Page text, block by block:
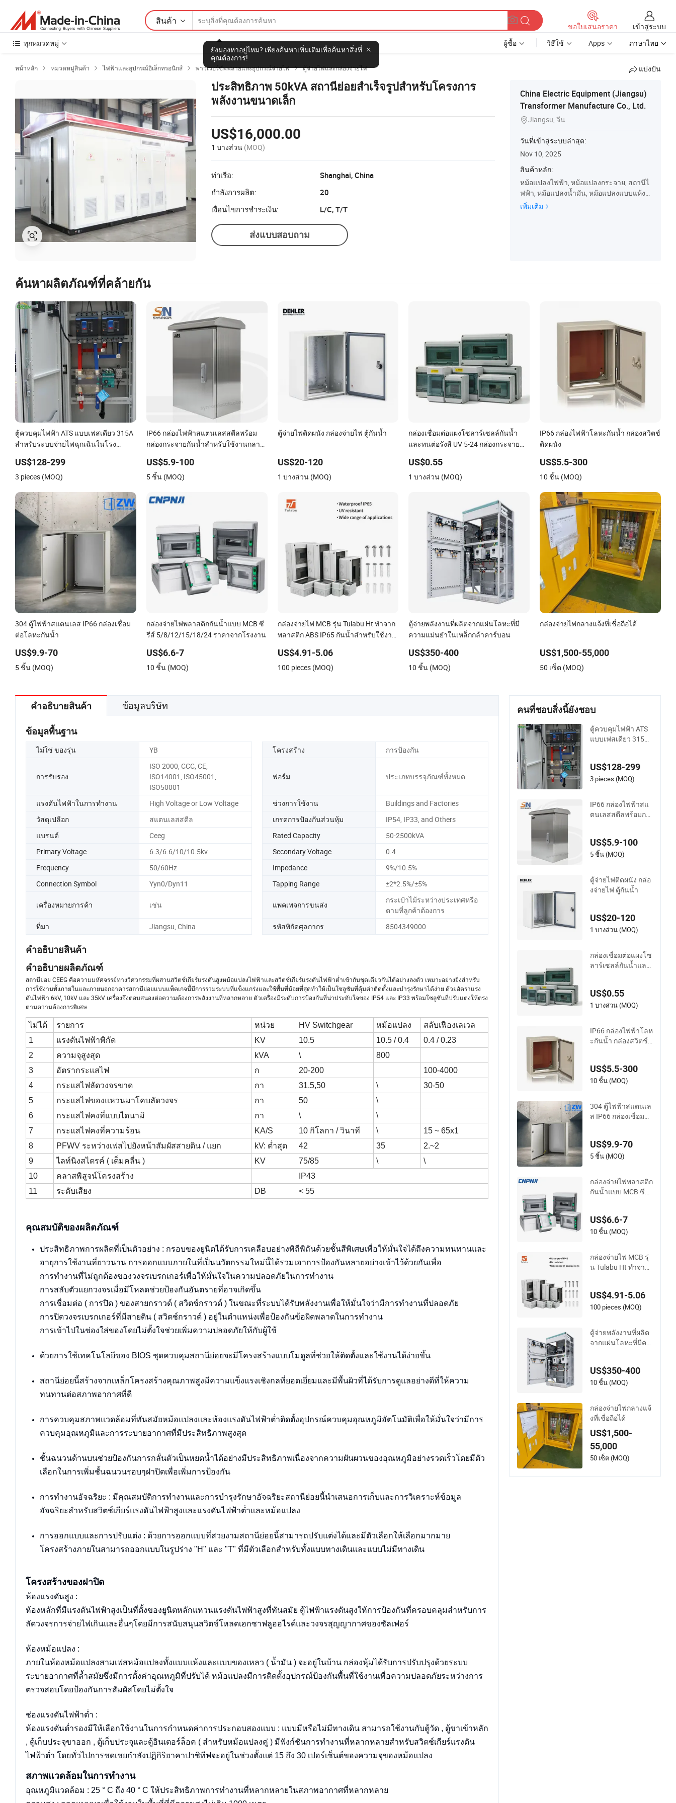
สินค้า
ยังมองหาอยู่ไหม? เพียงค้นหาเพิ่มเติมเพื่อค้นหาสิ่งที่
คุณต้องการ!
ขอใบเสนอราคา
เข้าสู่ระบบ
ทุกหมวดหมู่
ผู้ซื้อ วิธีใช้ Apps ภาษาไทย
หน้าหลัก  หมวดหมู่สินค้า  ไฟฟ้าและอุปกรณ์อิเล็กทรอนิกส์  พาวเวอร์ซัพพลายและอุปกรณ์จ่ายไฟ  ตู้จ่ายไฟและกล่องจ่ายไฟ แบ่งปัน
ประสิทธิภาพ 50kVA สถานีย่อยสำเร็จรูปสำหรับโครงการ
พลังงานขนาดเล็ก
US$16,000.00
1 บางส่วน (MOQ)
ท่าเรือ:
Shanghai, China
กำลังการผลิต:
20
เงื่อนไขการชำระเงิน:
L/C, T/T
ส่งแบบสอบถาม
China Electric Equipment (Jiangsu)
Transformer Manufacture Co., Ltd.
Jiangsu, จีน
วันที่เข้าสู่ระบบล่าสุด:
Nov 10, 2025
สินค้าหลัก:
หม้อแปลงไฟฟ้า, หม้อแปลงกระจาย, สถานีไ
ฟฟ้า, หม้อแปลงน้ำมัน, หม้อแปลงแบบแห้ง,
หม้อแปลง, หม้อแปลงแรงดันสูง, หม้อแปลงไ
เพิ่มเติม
ค้นหาผลิตภัณฑ์ที่คล้ายกัน
ตู้ควบคุมไฟฟ้า ATS แบบเฟสเดียว 315A
สำหรับระบบจ่ายไฟฉุกเฉินในโรง
US$128-299
3 pieces (MOQ)
IP66 กล่องไฟฟ้าสแตนเลสสตีลพร้อม
กล่องกระจายกันน้ำสำหรับใช้งานกลาง
US$5.9-100
5 ชิ้น (MOQ)
ตู้จ่ายไฟติดผนัง กล่องจ่ายไฟ ตู้กันน้ำ
US$20-120
1 บางส่วน (MOQ)
กล่องเชื่อมต่อแผงโซลาร์เซลล์กันน้ำ
และทนต่อรังสี UV 5-24 กล่องกระจาย
US$0.55
1 บางส่วน (MOQ)
IP66 กล่องไฟฟ้าโลหะกันน้ำ กล่องสวิตช์
ติดผนัง
US$5.5-300
10 ชิ้น (MOQ)
304 ตู้ไฟฟ้าสแตนเลส IP66 กล่องเชื่อม
ต่อโลหะกันน้ำ
US$9.9-70
5 ชิ้น (MOQ)
กล่องจ่ายไฟพลาสติกกันน้ำแบบ MCB ซี
รีส์ 5/8/12/15/18/24 ราคาจากโรงงาน
US$6.6-7
10 ชิ้น (MOQ)
กล่องจ่ายไฟ MCB รุ่น Tulabu Ht ทำจาก
พลาสติก ABS IP65 กันน้ำสำหรับใช้งาน
ไฟสำหรับควบคุมไฟฟ้า
US$4.91-5.06
100 pieces (MOQ)
ตู้จ่ายพลังงานที่ผลิตจากแผ่นโลหะที่มี
ความแม่นยำในเหล็กกล้าคาร์บอน
US$350-400
10 ชิ้น (MOQ)
กล่องจ่ายไฟกลางแจ้งที่เชื่อถือได้
US$1,500-55,000
50 เซ็ต (MOQ)
คำอธิบายสินค้า ข้อมูลบริษัท
ข้อมูลพื้นฐาน
ไม่ใช่ ของรุ่น YB โครงสร้าง การป้องกัน
การรับรอง
ISO 2000, CCC, CE,
ISO14001, ISO45001,
ISO50001
ฟอร์ม ประเภทบรรจุภัณฑ์ทั้งหมด
แรงดันไฟฟ้าในการทำงาน High Voltage or Low Voltage ช่วงการใช้งาน
Buildings and Factories
วัสดุเปลือก
สแตนเลสสตีล เกรดการป้องกันส่วนหุ้ม
IP54, IP33, and Others
แบรนด์
Ceeg Rated Capacity
50-2500kVA
Primary Voltage
6.3/6.6/10/10.5kv Secondary Voltage
0.4
Frequency
50/60Hz Impedance
9%/10.5%
Connection Symbol
Yyn0/Dyn11 Tapping Range ±2*2.5%/±5%
เครื่องหมายการค้า เช่น แพคเพจการขนส่ง
กระเป๋าไม้ระหว่างประเทศหรือ
ตามที่ลูกค้าต้องการ
ที่มา
Jiangsu, China รหัสพิกัดศุลกากร 8504349000
คำอธิบายสินค้า
คำอธิบายผลิตภัณฑ์
สถานีย่อย CEEG คือความมหัศจรรย์ทางวิศวกรรมที่ผสานสวิตช์เกียร์แรงดันสูงหม้อแปลงไฟฟ้าและสวิตช์เกียร์แรงดันไฟฟ้าต่ำเข้ากับชุดเดียวกันได้อย่างลงตัว เหมาะอย่างยิ่งสำหรับ
การใช้งานทั้งภายในและภายนอกอาคารสถานีย่อยแบบแพ็คเกจนี้มีการรวมระบบที่แข็งแกร่งและใช้พื้นที่น้อยที่สุดทำให้เป็นโซลูชันที่คุ้มค่าติดตั้งและบำรุงรักษาได้ง่าย ด้วยอัตราแรง
ดันไฟฟ้า 6kV, 10kV และ 35kV เครื่องจึงตอบสนองต่อความต้องการพลังงานที่หลากหลาย ตัวเครื่องมีระดับการป้องกันที่น่าประทับใจของ IP54 และ IP33 พร้อมโซลูชันที่ปรับแต่งให้ตรง
ตามความต้องการพิเศษ
ไม่ได้ รายการ หน่วย HV Switchgear หม้อแปลง
สลับเฟืองเลเวล
1
แรงดันไฟฟ้าพิกัด KV 10.5 10.5 / 0.4
0.4 / 0.23
2
ความจุสูงสุด kVA \
800
3
อัตรากระแสไฟ ก 20-200
100-4000
4
กระแสไฟลัดวงจรขาด กา 31.5,50 \
30-50
5
กระแสไฟของแหวนมาโคบลัดวงจร กา 50
\
6
กระแสไฟคงที่แบบไดนามิ กา \
\
7
กระแสไฟคงที่ความร้อน KA/S 10 กิโลกา / วินาที \
15 ~ 65x1
8
PFWV ระหว่างเฟสไปยังหน้าสัมผัสสายดิน / แยก kV: ต่ำสุด 42 35
2.~2
9
ไลท์นิงสไตรค์ ( เต็มคลื่น ) KV 75/85 \
\
10
คลาสพิสูจน์โครงสร้าง
IP43
11
ระดับเสียง DB < 55
คุณสมบัติของผลิตภัณฑ์
ประสิทธิภาพการผลิตที่เป็นตัวอย่าง : กรอบของยูนิตได้รับการเคลือบอย่างพิถีพิถันด้วยชั้นสีพิเศษเพื่อให้มั่นใจได้ถึงความทนทานและ
อายุการใช้งานที่ยาวนาน การออกแบบภายในที่เป็นนวัตกรรมใหม่นี้ได้รวมเอาการป้องกันหลายอย่างเข้าไว้ด้วยกันเพื่อ
การทำงานที่ไม่ถูกต้องของวงจรเบรกเกอร์เพื่อให้มั่นใจในความปลอดภัยในการทำงาน
การสลับตัวแยกวงจรเมื่อมีโหลดช่วยป้องกันอันตรายที่อาจเกิดขึ้น
การเชื่อมต่อ ( การปิด ) ของสายกราวด์ ( สวิตช์กราวด์ ) ในขณะที่ระบบได้รับพลังงานเพื่อให้มั่นใจว่ามีการทำงานที่ปลอดภัย
การปิดวงจรเบรกเกอร์ที่มีสายดิน ( สวิตช์กราวด์ ) อยู่ในตำแหน่งเพื่อป้องกันข้อผิดพลาดในการทำงาน
การเข้าไปในช่องใส่ของโดยไม่ตั้งใจช่วยเพิ่มความปลอดภัยให้กับผู้ใช้
ด้วยการใช้เทคโนโลยีของ BIOS ชุดควบคุมสถานีย่อยจะมีโครงสร้างแบบโมดูลที่ช่วยให้ติดตั้งและใช้งานได้ง่ายขึ้น
สถานีย่อยนี้สร้างจากเหล็กโครงสร้างคุณภาพสูงมีความแข็งแรงเชิงกลที่ยอดเยี่ยมและมีพื้นผิวที่ได้รับการดูแลอย่างดีที่ให้ความ
ทนทานต่อสภาพอากาศที่ดี
การควบคุมสภาพแวดล้อมที่ทันสมัยหม้อแปลงและห้องแรงดันไฟฟ้าต่ำติดตั้งอุปกรณ์ควบคุมอุณหภูมิอัตโนมัติเพื่อให้มั่นใจว่ามีการ
ควบคุมอุณหภูมิและการระบายอากาศที่มีประสิทธิภาพสูงสุด
ชั้นฉนวนด้านบนช่วยป้องกันการกลั่นตัวเป็นหยดน้ำได้อย่างมีประสิทธิภาพเนื่องจากความผันผวนของอุณหภูมิอย่างรวดเร็วโดยมีตัว
เลือกในการเพิ่มชั้นฉนวนรอบๆฝาปิดเพื่อเพิ่มการป้องกัน
การทำงานอัจฉริยะ : มีคุณสมบัติการทำงานและการบำรุงรักษาอัจฉริยะสถานีย่อยนี้นำเสนอการเก็บและการวิเคราะห์ข้อมูล
อัจฉริยะสำหรับสวิตช์เกียร์แรงดันไฟฟ้าสูงและแรงดันไฟฟ้าต่ำและหม้อแปลง
การออกแบบและการปรับแต่ง : ด้วยการออกแบบที่สวยงามสถานีย่อยนี้สามารถปรับแต่งได้และมีตัวเลือกให้เลือกมากมาย
โครงสร้างภายในสามารถออกแบบในรูปร่าง "H" และ "T" ที่มีตัวเลือกสำหรับทั้งแบบทางเดินและแบบไม่มีทางเดิน
โครงสร้างของฝาปิด
ห้องแรงดันสูง :
ห้องหลักที่มีแรงดันไฟฟ้าสูงเป็นที่ตั้งของยูนิตหลักแหวนแรงดันไฟฟ้าสูงที่ทันสมัย ตู้ไฟฟ้าแรงดันสูงให้การป้องกันที่ครอบคลุมสำหรับการ
ลัดวงจรการจ่ายไฟเกินและอื่นๆโดยมีการสนับสนุนสวิตช์โหลดเฮกซาฟลูออไรด์และวงจรสุญญากาศของซัลเฟอร์
ห้องหม้อแปลง :
ภายในห้องหม้อแปลงสามเฟสหม้อแปลงทั้งแบบแห้งและแบบของเหลว ( น้ำมัน ) จะอยู่ในบ้าน กล่องหุ้มได้รับการปรับปรุงด้วยระบบ
ระบายอากาศที่ล้ำสมัยซึ่งมีการตั้งค่าอุณหภูมิที่ปรับได้ หม้อแปลงมีการติดตั้งอุปกรณ์ป้องกันพื้นที่ใช้งานเพื่อความปลอดภัยระหว่างการ
ตรวจสอบโดยป้องกันการสัมผัสโดยไม่ตั้งใจ
ช่องแรงดันไฟฟ้าต่ำ :
ห้องแรงดันต่ำรองมีให้เลือกใช้งานในการกำหนดค่าการประกอบสองแบบ : แบบมีหรือไม่มีทางเดิน สามารถใช้งานกับตู้วัด , ตู้ขาเข้าหลัก
, ตู้เก็บประจุขาออก , ตู้เก็บประจุและตู้อินเตอร์ล็อค ( สำหรับหม้อแปลงคู่ ) มีฟังก์ชันการทำงานที่หลากหลายสำหรับสวิตช์เกียร์แรงดัน
ไฟฟ้าต่ำ โดยทั่วไปการชดเชยกำลังปฏิกิริยาคาปาซิทีฟจะอยู่ในช่วงตั้งแต่ 15 ถึง 30 เปอร์เซ็นต์ของความจุของหม้อแปลง
สภาพแวดล้อมในการทำงาน
อุณหภูมิแวดล้อม : 25 ° C ถึง 40 ° C ให้ประสิทธิภาพการทำงานที่หลากหลายในสภาพอากาศที่หลากหลาย
คนที่ชอบสิ่งนี้ยังชอบ
ตู้ควบคุมไฟฟ้า ATS
แบบเฟสเดียว 315A
ล
US$128-299
3 pieces (MOQ)
IP66 กล่องไฟฟ้าสแ
ตนเลสสตีลพร้อมกล่
US$5.9-100
5 ชิ้น (MOQ)
ตู้จ่ายไฟติดผนัง กล่อ
งจ่ายไฟ ตู้กันน้ำ
US$20-120
1 บางส่วน (MOQ)
กล่องเชื่อมต่อแผงโซ
ลาร์เซลล์กันน้ำและ
จากพลาสติก IP65
US$0.55
1 บางส่วน (MOQ)
IP66 กล่องไฟฟ้าโลห
ะกันน้ำ กล่องสวิตช์ติ
US$5.5-300
10 ชิ้น (MOQ)
304 ตู้ไฟฟ้าสแตนเล
ส IP66 กล่องเชื่อมต่อ
US$9.9-70
5 ชิ้น (MOQ)
กล่องจ่ายไฟพลาสติก
กันน้ำแบบ MCB ซีรี
US$6.6-7
10 ชิ้น (MOQ)
กล่องจ่ายไฟ MCB รุ่
น Tulabu Ht ทำจาก
ลางแจ้ง กล่องเชื่อมต่
อ MCB กล่องจ่ายไฟ
US$4.91-5.06
100 pieces (MOQ)
ตู้จ่ายพลังงานที่ผลิต
จากแผ่นโลหะที่มีคว
US$350-400
10 ชิ้น (MOQ)
กล่องจ่ายไฟกลางแจ้
งที่เชื่อถือได้
US$1,500-
55,000
50 เซ็ต (MOQ)